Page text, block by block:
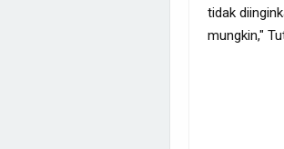
tidak
mungkin,"